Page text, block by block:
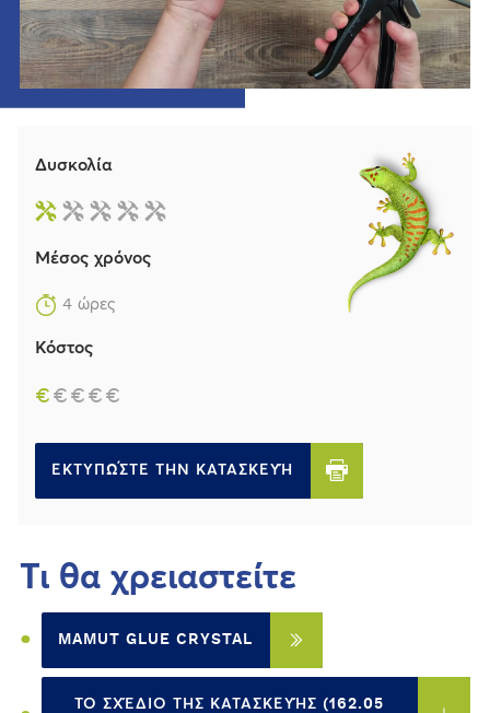
Τι θα χρειαστείτε
MAMUT GLUE CRYSTAL
ΤΟ ΣΧΈΔΙΟ ΤΗΣ ΚΑΤΑΣΚΕΥΉΣ (162.05
Δυσκολία
Μέσος χρόνος
4 ώρες
Κόστος
€ € € € €
ΕΚΤΥΠΏΣΤΕ ΤΗΝ ΚΑΤΑΣΚΕΥΉ